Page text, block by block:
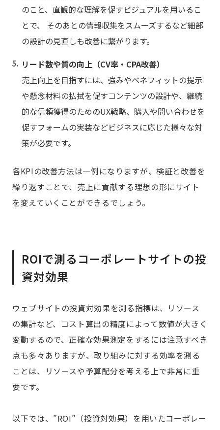
のこと、直観的な理解を促すビジュアルを用いるこ
とで、 そのあとの情報収集をスムーズするなど細部
の設計の見直しも改善に繋がります。
リード数や質の向上（CV率・CPA改善）
売上向上を目指すには、強みやベネフィットの提示
や懸念材料の払拭を促すコンテンツの設計や、継続
的な信頼獲得のためのUX戦略、購入や問い合わせを
促すフォームの実装などビジネスに応じた様々な対
策が必要です。
各KPIの改善方法は一例になりますが、検証と改善を
繰り返すことで、売上に貢献する理想の形にサイト
を変えていくことができるでしょう。
ROIで測るコーポレートサイトの投
資対効果
ウェブサイトの投資対効果を測る指標は、リソース
の集計など、コスト算出の精度によって数値が大きく
変動するので、正確な効果測定をするには注意すべき
点も多々ありますが、取り組みに対する効率を測る
ことは、リソースや予算配分を考える上で非常に重
要です。
以下では、”ROI”（投資対効果）を用いたコーポレー